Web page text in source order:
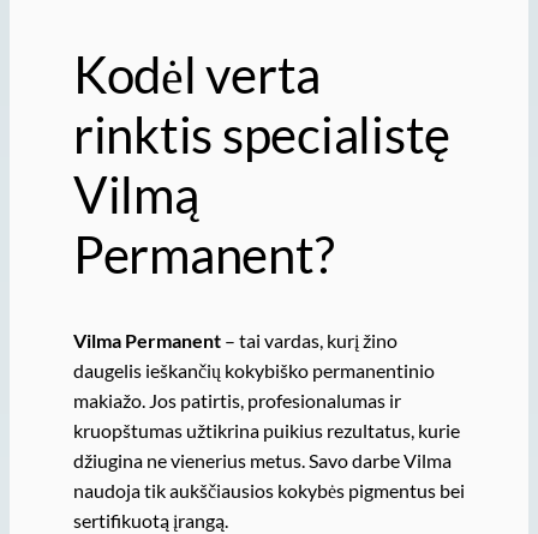
Kodėl verta
rinktis specialistę
Vilmą
Permanent?
Vilma Permanent– tai vardas, kurį žino
daugelis ieškančių kokybiško permanentinio
makiažo. Jos patirtis, profesionalumas ir
kruopštumas užtikrina puikius rezultatus, kurie
džiugina ne vienerius metus. Savo darbe Vilma
naudoja tik aukščiausios kokybės pigmentus bei
sertifikuotą įrangą.